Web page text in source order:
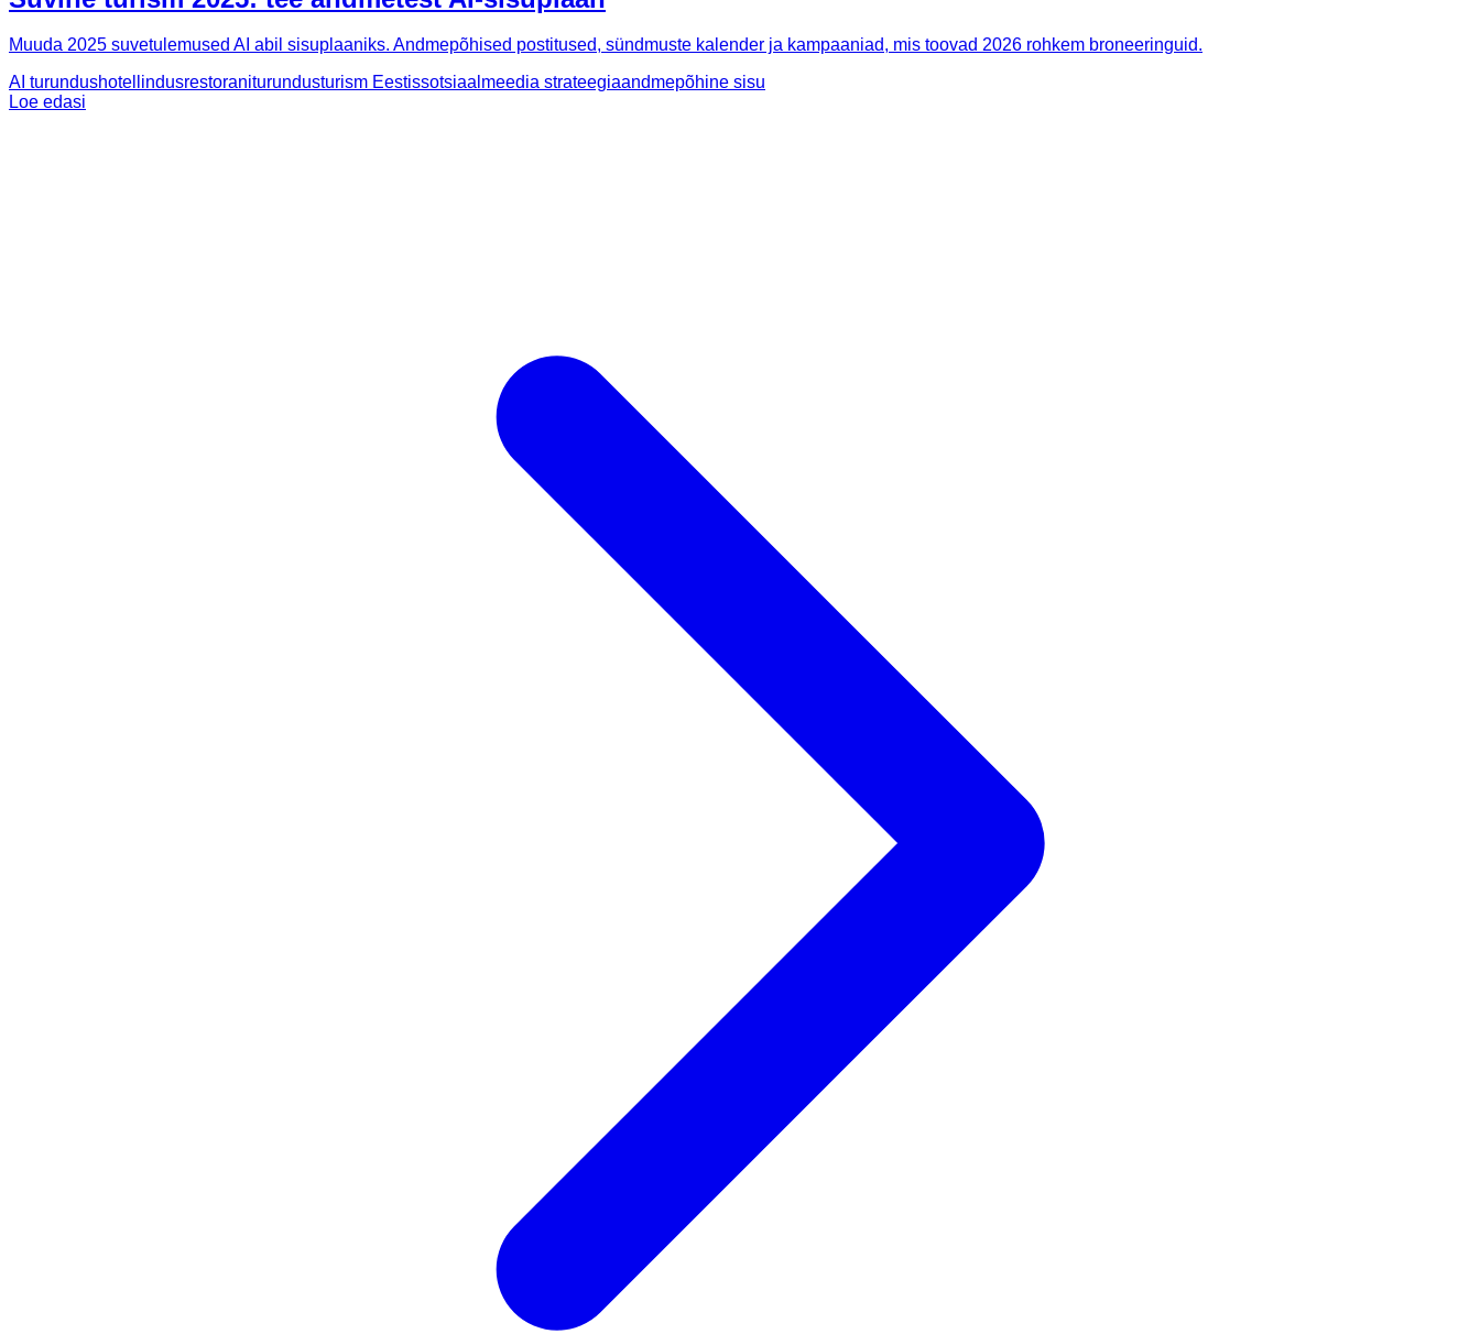
Muuda 2025 suvetulemused AI abil sisuplaaniks. Andmepõhised postitused, sündmuste kalender ja kampaaniad, mis toovad 2026 rohkem broneeringuid.
AI turundushotellindusrestoraniturundusturism Eestissotsiaalmeedia strateegiaandmepõhine sisu
Loe edasi